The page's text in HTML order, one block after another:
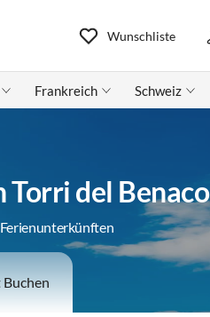
Wunschliste
Frankreich Schweiz
del Benaco